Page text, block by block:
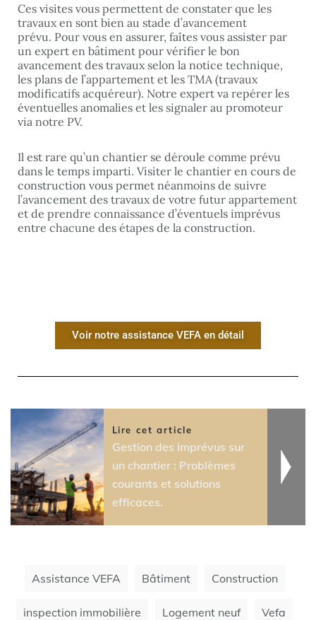
Ces visites vous permettent de constater que les
travaux en sont bien au stade d’avancement
prévu. Pour vous en assurer, faîtes vous assister par
un expert en bâtiment pour vérifier le bon
avancement des travaux selon la notice technique,
les plans de l’appartement et les TMA (travaux
modificatifs acquéreur). Notre expert va repérer les
éventuelles anomalies et les signaler au promoteur
via notre PV.
Il est rare qu’un chantier se déroule comme prévu
dans le temps imparti. Visiter le chantier en cours de
construction vous permet néanmoins de suivre
l’avancement des travaux de votre futur appartement
et de prendre connaissance d’éventuels imprévus
entre chacune des étapes de la construction.
Voir notre assistance VEFA en détail
Lire cet article
Gestion des imprévus sur
un chantier : Problèmes
courants et solutions
efficaces.
Assistance VEFA Bâtiment Construction
inspection immobilière Logement neuf Vefa